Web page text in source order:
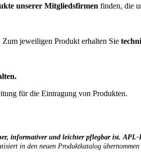
unserer Mitgliedsfirmen finden, die
jeweiligen Produkt erhalten Sie
für die Eintragung von Produkten.
informativer und leichter pflegbar ist.
in den neuen Produktkatalog